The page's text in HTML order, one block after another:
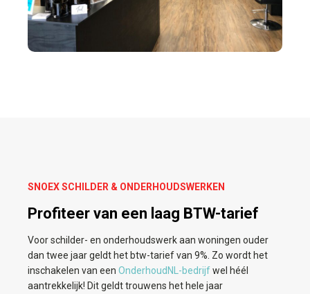
SNOEX SCHILDER & ONDERHOUDSWERKEN
Profiteer van een laag BTW-tarief
Voor schilder- en onderhoudswerk aan woningen ouder
dan twee jaar geldt het btw-tarief van 9%. Zo wordt het
inschakelen van een OnderhoudNL-bedrijfwel héél
aantrekkelijk! Dit geldt trouwens het hele jaar